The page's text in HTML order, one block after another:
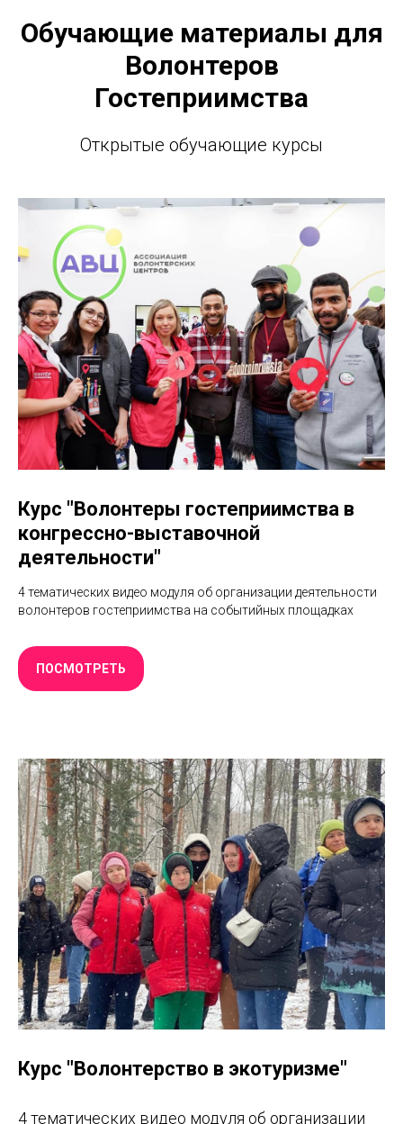
Обучающие материалы для
Волонтеров
Гостеприимства
Открытые обучающие курсы
Курс "Волонтеры гостеприимства в
конгрессно-выставочной
деятельности"
4 тематических видео модуля об организации деятельности
волонтеров гостеприимства на событийных площадках
ПОСМОТРЕТЬ
Курс "Волонтерство в экотуризме"
4 тематических видео модуля об организации